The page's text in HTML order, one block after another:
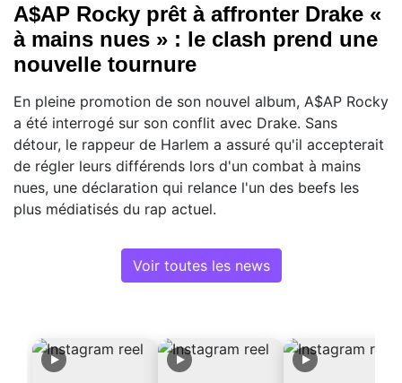
A$AP Rocky prêt à affronter Drake «
à mains nues » : le clash prend une
nouvelle tournure
En pleine promotion de son nouvel album, A$AP Rocky
a été interrogé sur son conflit avec Drake. Sans
détour, le rappeur de Harlem a assuré qu'il accepterait
de régler leurs différends lors d'un combat à mains
nues, une déclaration qui relance l'un des beefs les
plus médiatisés du rap actuel.
Voir toutes les news